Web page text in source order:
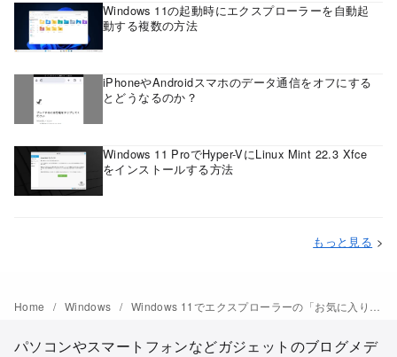
Windows 11の起動時にエクスプローラーを自動起
動する複数の方法
iPhoneやAndroidスマホのデータ通信をオフにする
とどうなるのか？
Windows 11 ProでHyper-VにLinux Mint 22.3 Xfce
をインストールする方法
もっと見る >
Home Windows Windows 11でエクスプローラーの「お気に入り」に追加／削除する方法
パソコンやスマートフォンなどガジェットのブログメデ